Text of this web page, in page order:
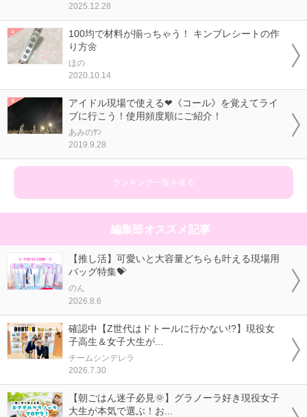
2025.12.28
100均で材料が揃っちゃう！ キンブレシートの作
り方🌼
ほの
2020.10.14
アイドル現場で使える❤《コール》を覚えてライ
ブに行こう！使用頻度順にご紹介！
あみのｻﾝ
2019.9.28
ランキング一覧を見る
編集部オススメ記事
【推し活】可愛いと大容量どちらも叶える現場用
バッグ特集💝
のん
2026.8.6
確認中【Z世代はドトールに行かない!?】現役女
子高生＆女子大生が...
チームシンデレラ
2026.7.30
【朝ごはん迷子必見🌞】グラノーラ好き現役女子
大生が本気で選ぶ！お...